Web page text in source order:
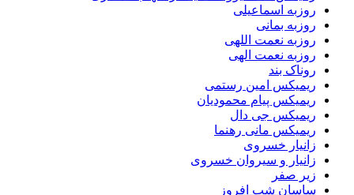
روزبه اسماعیلی
روزبه بمانی
روزبه نعمت اللهی
روزبه نعمت الهی
روناک بند
ریمیکس امین رستمی
ریمیکس پیام محمودیان
ریمیکس جی دال
ریمیکس مانی رهنما
زانیار خسروی
زانیار و سیروان خسروی
زیر صفر
ساسان شب افروز